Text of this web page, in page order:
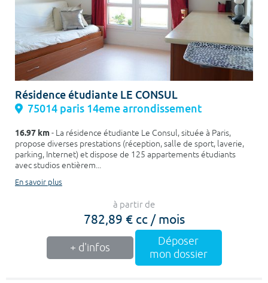
Résidence étudiante LE CONSUL
75014 paris 14eme arrondissement
16.97 km- La résidence étudiante Le Consul, située à Paris,
propose diverses prestations (réception, salle de sport, laverie,
parking, Internet) et dispose de 125 appartements étudiants
avec studios entièrem...
En savoir plus
à partir de
782,89 € cc / mois
+ d'infos
Déposer
mon dossier